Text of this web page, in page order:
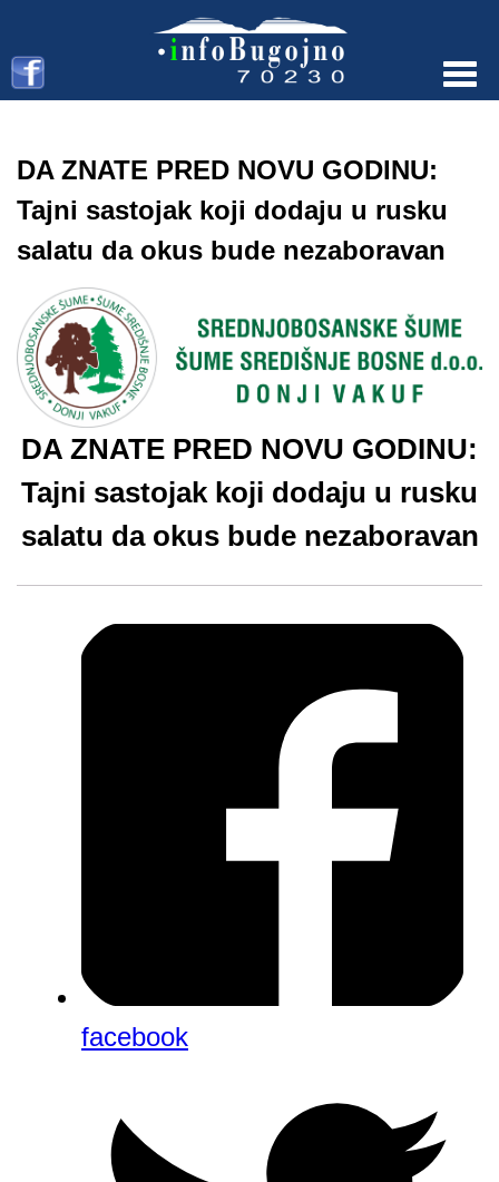
DA ZNATE PRED NOVU GODINU:
Tajni sastojak koji dodaju u rusku
salatu da okus bude nezaboravan
DA ZNATE PRED NOVU GODINU:
Tajni sastojak koji dodaju u rusku
salatu da okus bude nezaboravan
facebook